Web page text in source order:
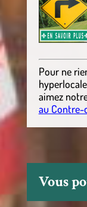
Pour ne
aimez
au Contre-
Vous